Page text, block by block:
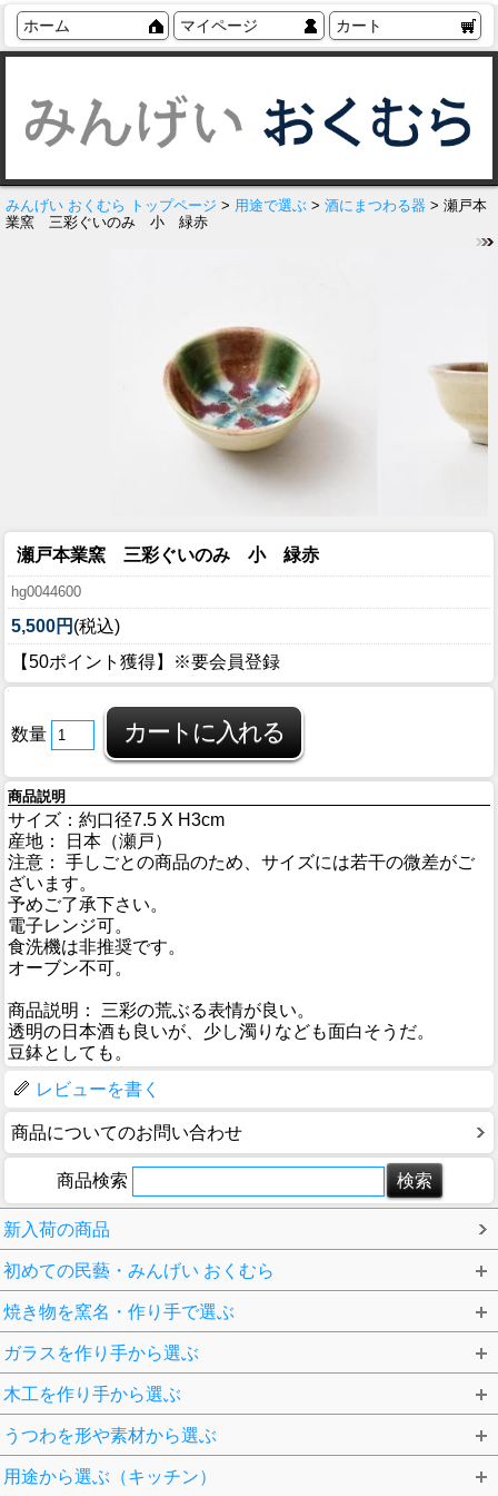
ホーム マイページ カート
みんげい おくむら トップページ > 用途で選ぶ > 酒にまつわる器 > 瀬戸本
業窯 三彩ぐいのみ 小 緑赤
瀬戸本業窯 三彩ぐいのみ 小 緑赤
hg0044600
5,500円 (税込)
【50ポイント獲得】※要会員登録
数量
商品説明
サイズ：約口径7.5 X H3cm
産地： 日本（瀬戸）
注意： 手しごとの商品のため、サイズには若干の微差がご
ざいます。
予めご了承下さい。
電子レンジ可。
食洗機は非推奨です。
オーブン不可。
商品説明： 三彩の荒ぶる表情が良い。
透明の日本酒も良いが、少し濁りなども面白そうだ。
豆鉢としても。
レビューを書く
商品についてのお問い合わせ
商品検索
新入荷の商品
初めての民藝・みんげい おくむら
焼き物を窯名・作り手で選ぶ
ガラスを作り手から選ぶ
木工を作り手から選ぶ
うつわを形や素材から選ぶ
用途から選ぶ（キッチン）